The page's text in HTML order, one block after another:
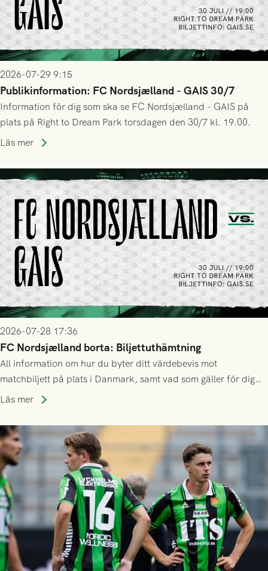
2026-07-29 9:15
Publikinformation: FC Nordsjælland - GAIS 30/7
Information för dig som ska se FC Nordsjælland - GAIS på
plats på Right to Dream Park torsdagen den 30/7 kl. 19.00.
Läs mer
2026-07-28 17:36
FC Nordsjælland borta: Biljettuthämtning
All information om hur du byter ditt värdebevis mot
matchbiljett på plats i Danmark, samt vad som gäller för dig
som står på reservlista eller fått förhinder.
Läs mer